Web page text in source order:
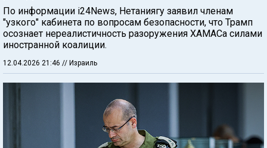
По информации i24News, Нетаниягу заявил членам
"узкого" кабинета по вопросам безопасности, что Трамп
осознает нереалистичность разоружения ХАМАСа силами
иностранной коалиции.
12.04.2026 21:46 // Израиль